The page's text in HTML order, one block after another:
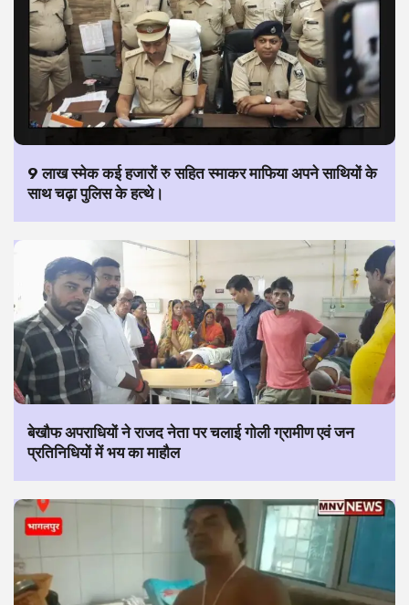
9 लाख स्मेक कई हजारों रु सहित स्माकर माफिया अपने साथियों के
साथ चढ़ा पुलिस के हत्थे।
बेखौफ अपराधियों ने राजद नेता पर चलाई गोली ग्रामीण एवं जन
प्रतिनिधियों में भय का माहौल